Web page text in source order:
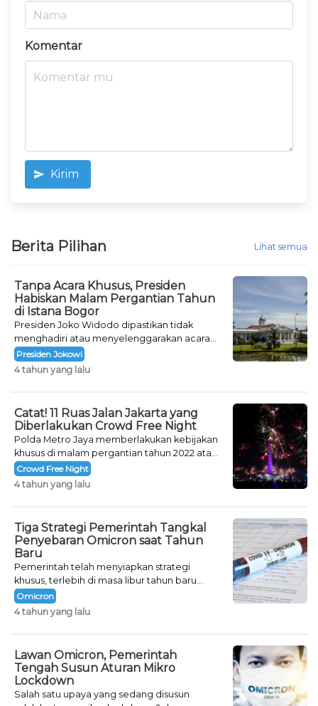
Komentar
Kirim
Berita Pilihan Lihat semua
Tanpa Acara Khusus, Presiden
Habiskan Malam Pergantian Tahun
di Istana Bogor
Presiden Joko Widodo dipastikan tidak
menghadiri atau menyelenggarakan acara
khusus untuk mengisi malam pergantian
tahun.
Presiden Jokowi
4 tahun yang lalu
Catat! 11 Ruas Jalan Jakarta yang
Diberlakukan Crowd Free Night
Polda Metro Jaya memberlakukan kebijakan
khusus di malam pergantian tahun 2022 atau
Crowd Free Night selama dua hari.
Crowd Free Night
4 tahun yang lalu
Tiga Strategi Pemerintah Tangkal
Penyebaran Omicron saat Tahun
Baru
Pemerintah telah menyiapkan strategi
khusus, terlebih di masa libur tahun baru
seperti saat ini.
Omicron
4 tahun yang lalu
Lawan Omicron, Pemerintah
Tengah Susun Aturan Mikro
Lockdown
Salah satu upaya yang sedang disusun